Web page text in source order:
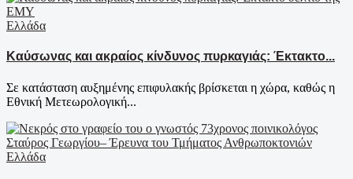
Ελλάδα
Καύσωνας και ακραίος κίνδυνος πυρκαγιάς: Έκτακτο...
Σε κατάσταση αυξημένης επιφυλακής βρίσκεται η χώρα, καθώς η
Εθνική Μετεωρολογική...
Ελλάδα